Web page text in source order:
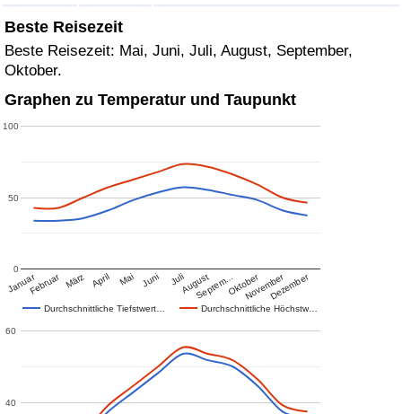
Beste Reisezeit
Beste Reisezeit: Mai, Juni, Juli, August, September,
Oktober.
Graphen zu Temperatur und Taupunkt
Durchschnittliche Tiefstwert… Durchschnittliche Höchstw…
JanuarFebruar März April Mai Juni JuliAugustSeptem…OktoberNovemberDezember
0
50
100
40
60